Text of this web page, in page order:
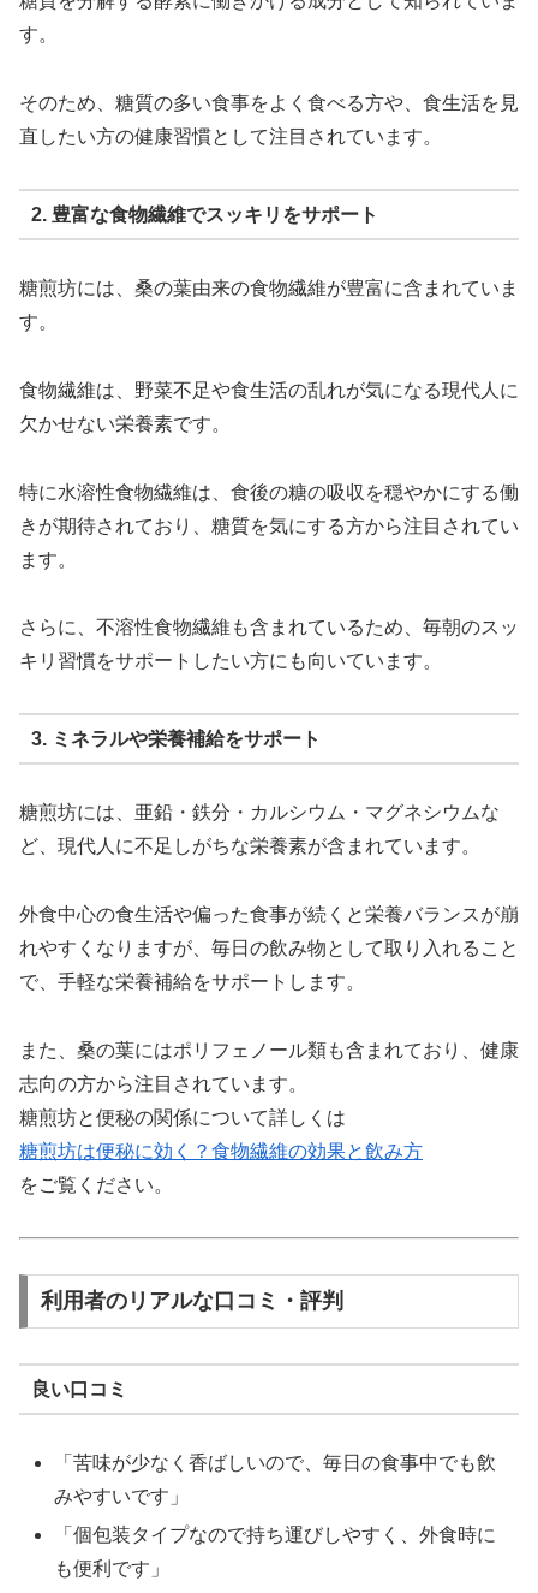
す。
そのため、糖質の多い食事をよく食べる方や、食生活を見
直したい方の健康習慣として注目されています。
2. 豊富な食物繊維でスッキリをサポート
糖煎坊には、桑の葉由来の食物繊維が豊富に含まれていま
す。
食物繊維は、野菜不足や食生活の乱れが気になる現代人に
欠かせない栄養素です。
特に水溶性食物繊維は、食後の糖の吸収を穏やかにする働
きが期待されており、糖質を気にする方から注目されてい
ます。
さらに、不溶性食物繊維も含まれているため、毎朝のスッ
キリ習慣をサポートしたい方にも向いています。
3. ミネラルや栄養補給をサポート
糖煎坊には、亜鉛・鉄分・カルシウム・マグネシウムな
ど、現代人に不足しがちな栄養素が含まれています。
外食中心の食生活や偏った食事が続くと栄養バランスが崩
れやすくなりますが、毎日の飲み物として取り入れること
で、手軽な栄養補給をサポートします。
また、桑の葉にはポリフェノール類も含まれており、健康
志向の方から注目されています。
糖煎坊と便秘の関係について詳しくは
糖煎坊は便秘に効く？食物繊維の効果と飲み方
をご覧ください。
利用者のリアルな口コミ・評判
良い口コミ
「苦味が少なく香ばしいので、毎日の食事中でも飲
みやすいです」
「個包装タイプなので持ち運びしやすく、外食時に
も便利です」